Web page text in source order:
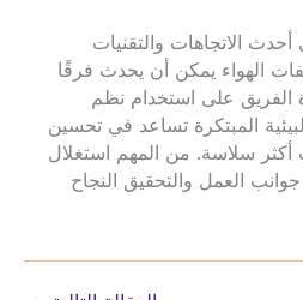
الاتجاهات والتقنيات
الهواء يمكن أن يحدث فرقًا
الفريق على استخدام نظم
المبتكرة تساعد في تحسين
أكثر سلاسة. من المهم استغلال
العمل والتحقيق النجاح